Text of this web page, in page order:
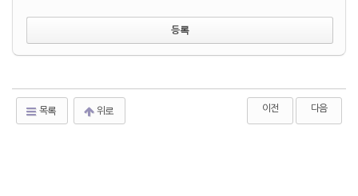
목록 위로 이전 다음